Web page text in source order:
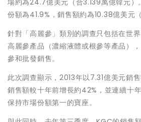
份額為41.9%，銷售額約為10.38億美元
針對「高麗參」類別的調查只包括在世
高麗參產品（濃縮液體或根參等產品）
參和批發銷售。
此次調查顯示，2013年以7.31億美元銷
銷售額較十年前增長約42%，並連續十
保持市場份額第一的寶座。